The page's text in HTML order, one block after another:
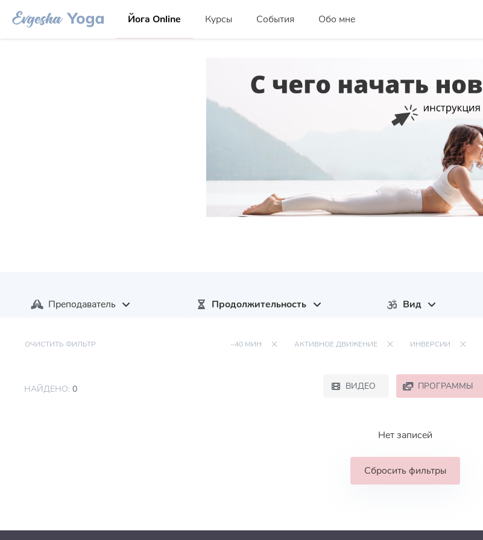
Йога Online Курсы События Обо мне
Преподаватель Продолжительность Вид
ОЧИСТИТЬ ФИЛЬТР ~40 МИН АКТИВНОЕ ДВИЖЕНИЕ ИНВЕРСИИ
НАЙДЕНО: 0 ВИДЕО ПРОГРАММЫ
Нет записей
Сбросить фильтры